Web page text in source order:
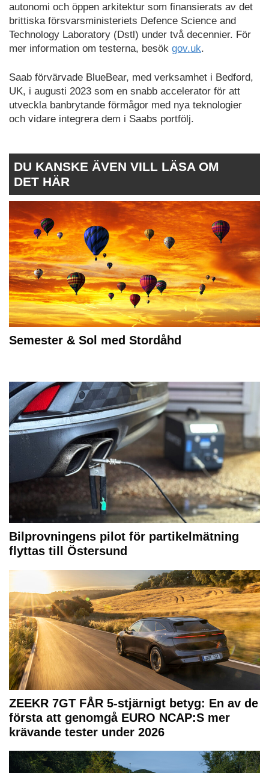
autonomi och öppen arkitektur som finansierats av det
brittiska försvarsministeriets Defence Science and
Technology Laboratory (Dstl) under två decennier. För
mer information om testerna, besök gov.uk.
Saab förvärvade BlueBear, med verksamhet i Bedford,
UK, i augusti 2023 som en snabb accelerator för att
utveckla banbrytande förmågor med nya teknologier
och vidare integrera dem i Saabs portfölj.
DU KANSKE ÄVEN VILL LÄSA OM
DET HÄR
Semester & Sol med Stordåhd
Bilprovningens pilot för partikelmätning
flyttas till Östersund
ZEEKR 7GT FÅR 5-stjärnigt betyg: En av de
första att genomgå EURO NCAP:S mer
krävande tester under 2026